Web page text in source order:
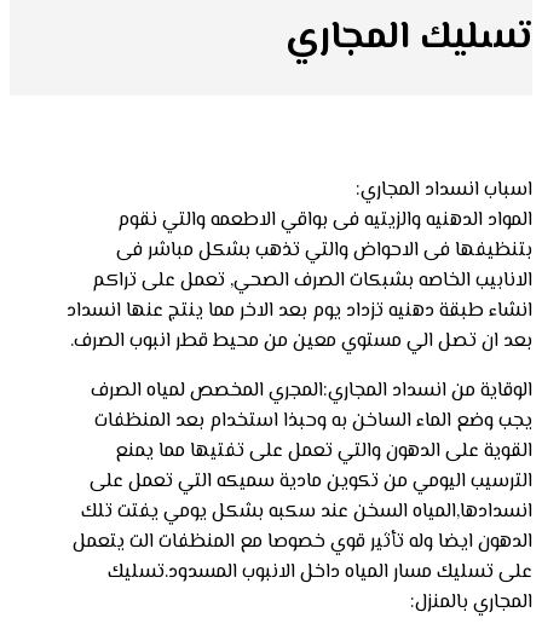
تسليك المجاري
اسباب انسداد المجاري:
المواد الدهنيه والزيتيه فى بواقي الاطعمه والتي نقوم
بتنظيفها فى الاحواض والتي تذهب بشكل مباشر فى
الانابيب الخاصه بشبكات الصرف الصحي, تعمل على تراكم
انشاء طبقة دهنيه تزداد يوم بعد الاخر مما ينتج عنها انسداد
بعد ان تصل الي مستوي معين من محيط قطر انبوب الصرف.
الوقاية من انسداد المجاري:المجري المخصص لمياه الصرف
يجب وضع الماء الساخن به وحبذا استخدام بعد المنظفات
القوية على الدهون والتي تعمل على تفتيها مما يمنع
الترسيب اليومي من تكوين مادية سميكه التي تعمل على
انسدادها,المياه السخن عند سكبه بشكل يومي يفتت تلك
الدهون ايضا وله تأثير قوي خصوصا مع المنظفات الت يتعمل
على تسليك مسار المياه داخل الانبوب المسدود.تسليك
المجاري بالمنزل: